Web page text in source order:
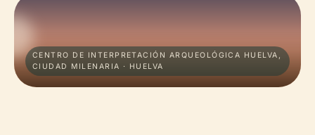
CENTRO DE INTERPRETACIÓN ARQUEOLÓGICA HUELVA,
CIUDAD MILENARIA · HUELVA